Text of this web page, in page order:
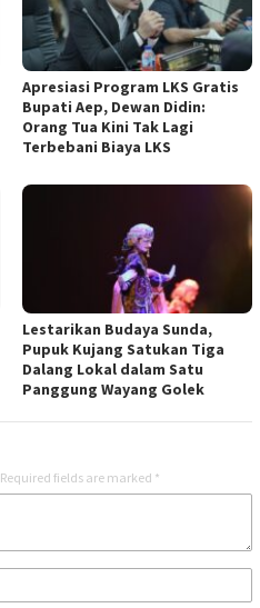
Apresiasi Program LKS Gratis
Bupati Aep, Dewan Didin:
Orang Tua Kini Tak Lagi
Terbebani Biaya LKS
Lestarikan Budaya Sunda,
Pupuk Kujang Satukan Tiga
Dalang Lokal dalam Satu
Panggung Wayang Golek
Required fields are marked *